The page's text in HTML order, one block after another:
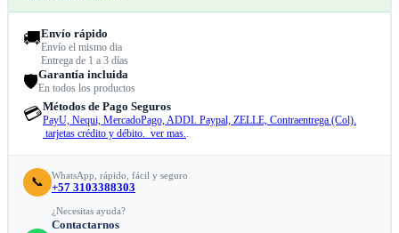
🚚Envío rápido
Envío el mismo dia
Entrega de 1 a 3 días
🛡️Garantía incluida
En todos los productos
💳Métodos de Pago Seguros
PayU, Nequi, MercadoPago, ADDI. Paypal, ZELLE, Contraentrega (Col).
tarjetas crédito y débito. ver mas..
📞 WhatsApp, rápido, fácil y seguro
+57 3103388303
¿Necesitas ayuda?
Contactarnos